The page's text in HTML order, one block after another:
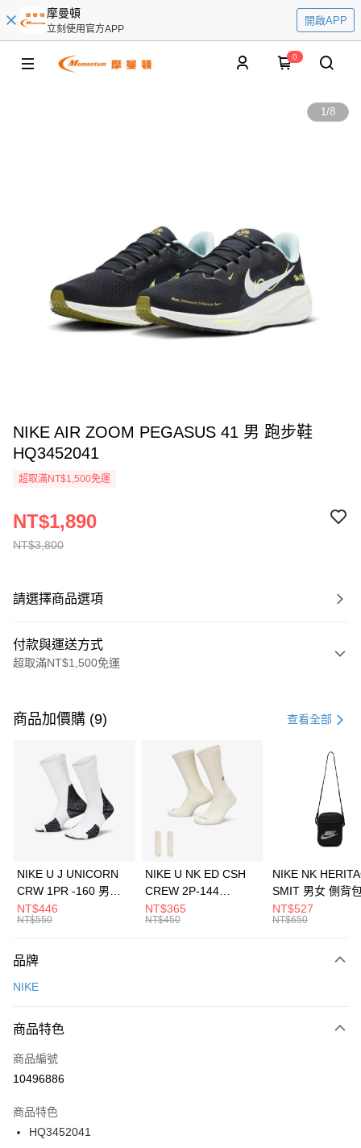
摩曼頓
立刻使用官方APP
開啟APP
0
1/8
NIKE AIR ZOOM PEGASUS 41 男 跑步鞋
HQ3452041
超取滿NT$1,500免運
NT$3,800
NT$1,890
請選擇商品選項
付款與運送方式
超取滿NT$1,500免運
信用卡一次付款
3 期 0 利率 每期 21家銀行
合作金庫商業銀行
第一商業銀行
華南商業銀行
彰化商業銀行
上海商業儲蓄銀行
元大商業銀行
台灣樂天信用卡公司
Apple Pay
全盈+PAY
AFTEE先享後付
【關於「AFTEE先享後付」】
便利好安心！
３．安心：先確認商品／服務後，再付款。
【「AFTEE先享後付」結帳流程】
１．於結帳方式選擇「AFTEE先享後付」後，將跳轉至「AFTEE先享後付」
２．訂單成立數日內，您將收到繳費通知簡訊。
３．收到繳費通知簡訊後14天內，點擊此簡訊中的連結，可透過四大超商／
ATM／網路銀行／等多元方式進行付款，方視為交易完成。
運送方式
每筆NT$100，滿NT$1,500(含以上)免運費
宅配
每筆NT$100，滿NT$1,500(含以上)免運費
付款後門市自取
每筆NT$100，滿NT$1,500(含以上)免運費
商品加價購 (9) 查看全部
NIKE U J UNICORN
CRW 1PR -160 男女
中統襪 FZ3393100
NT$446
NT$550
NIKE U NK ED CSH
CREW 2P-144
EMBRDY 男女 短統襪
FZ3073133
NT$365
NT$450
NIKE NK
SMIT 男女 側背
BA5871010
NT$527
NT$650
品牌
NIKE
商品特色
商品編號
10496886
商品特色
HQ3452041